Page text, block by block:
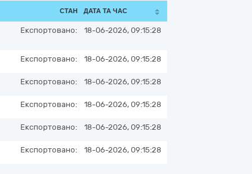
СТАН ДАТА ТА ЧАС
Експортовано: 18-06-2026, 09:15:28
Експортовано: 18-06-2026, 09:15:28
Експортовано: 18-06-2026, 09:15:28
Експортовано: 18-06-2026, 09:15:28
Експортовано: 18-06-2026, 09:15:28
Експортовано: 18-06-2026, 09:15:28